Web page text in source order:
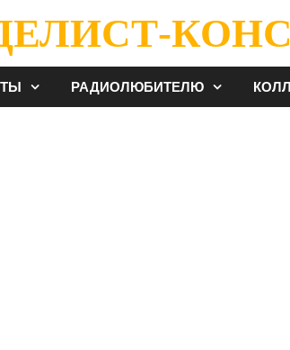
РАДИОЛЮБИТЕЛЮ